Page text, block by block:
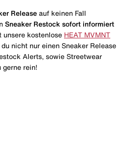
Release auf keinen Fall
Sneaker Restock sofort informiert
unsere kostenlose HEAT MVMNT
du nicht nur einen Sneaker Release
Alerts, sowie Streetwear
gerne rein!